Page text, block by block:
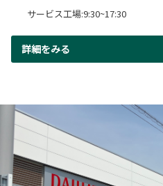
サービス工場:9:30~17:30
詳細をみる